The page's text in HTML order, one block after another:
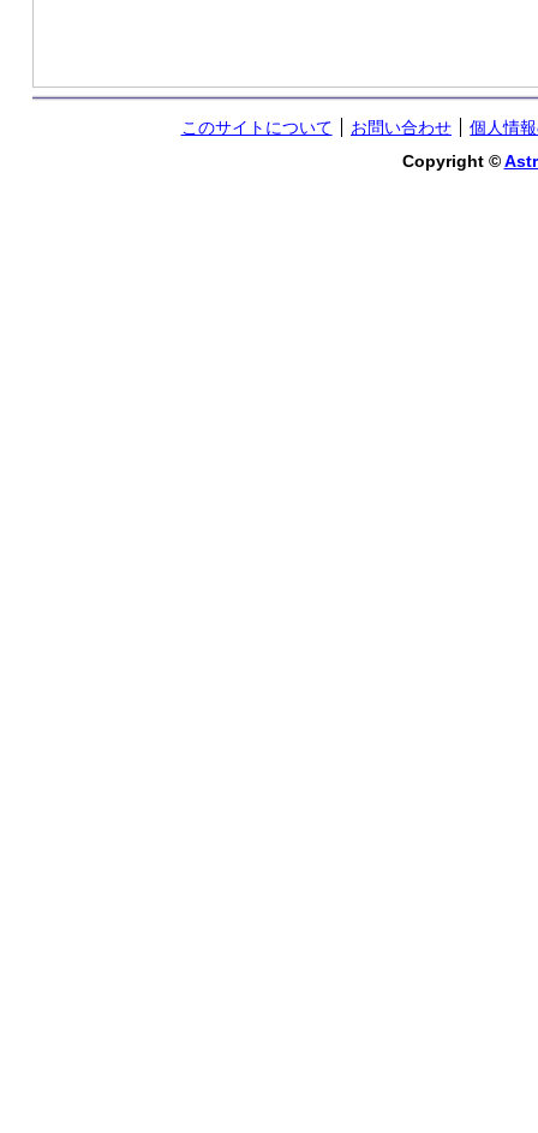
このサイトについて お問い合わせ
個人情
Copyright ©